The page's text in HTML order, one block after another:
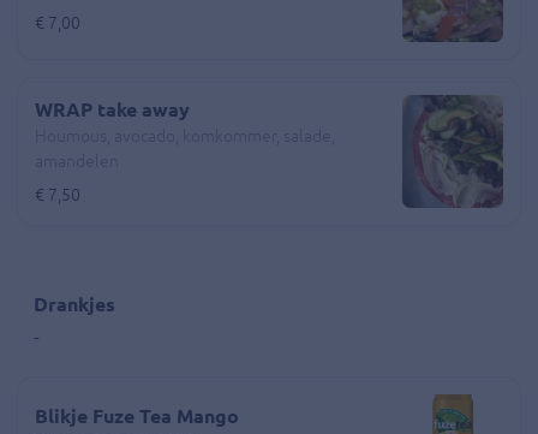
€ 7,00
WRAP take away
€ 7,50
Drankjes
-
Blikje Fuze Tea Mango